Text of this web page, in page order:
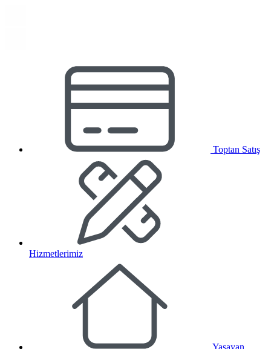
Toptan Satış
Hizmetlerimiz
Yaşayan